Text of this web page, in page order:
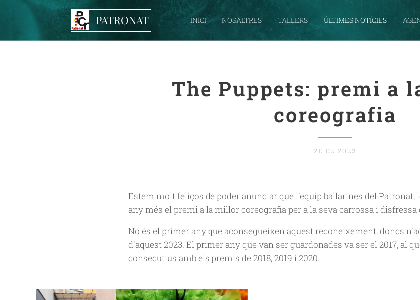
PATRONAT INICI NOSALTRES TALLERS ÚLTIMES NOTÍCIES
The Puppets: premi a
coreografia
20.02.2023
Estem molt feliços de poder anunciar que l'equip ballarines del Patronat,
any més el premi a la millor coreografia per a la seva carrossa i disfressa
No és el primer any que aconsegueixen aquest reconeixement, doncs
d'aquest 2023. El primer any que van ser guardonades va ser el 2017, al
consecutius amb els premis de 2018, 2019 i 2020.